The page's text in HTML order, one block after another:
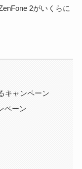
2がいくらに
キャンペーン
ペーン